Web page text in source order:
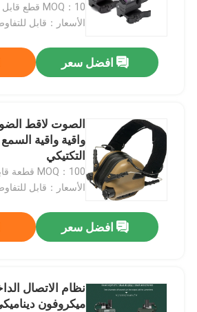
MOQ：10 قطع قابل للتفاوض
الأسعار：قابل
افضل سعر
الصوت لاقط
واقية واقية السمع
التكتيكي
MOQ：100 قطعة قابل للتفاوض
الأسعار：قابل
افضل سعر
نظام الاتصال